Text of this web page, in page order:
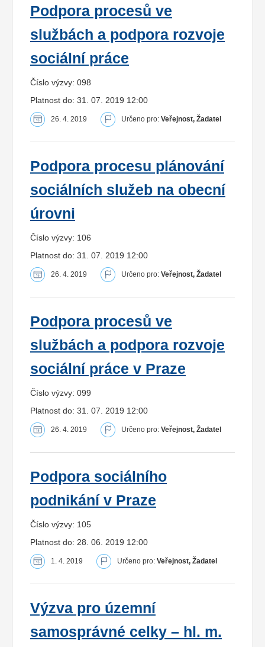
Podpora procesů ve
službách a podpora rozvoje
sociální práce
Číslo výzvy: 098
Platnost do: 31. 07. 2019 12:00
26. 4. 2019 Určeno pro: Veřejnost, Žadatel
Podpora procesu plánování
sociálních služeb na obecní
úrovni
Číslo výzvy: 106
Platnost do: 31. 07. 2019 12:00
26. 4. 2019 Určeno pro: Veřejnost, Žadatel
Podpora procesů ve
službách a podpora rozvoje
sociální práce v Praze
Číslo výzvy: 099
Platnost do: 31. 07. 2019 12:00
26. 4. 2019 Určeno pro: Veřejnost, Žadatel
Podpora sociálního
podnikání v Praze
Číslo výzvy: 105
Platnost do: 28. 06. 2019 12:00
1. 4. 2019 Určeno pro: Veřejnost, Žadatel
Výzva pro územní
samosprávné celky – hl. m.